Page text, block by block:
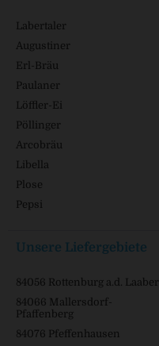
Labertaler
Augustiner
Erl-Bräu
Paulaner
Löffler-Ei
Pöllinger
Arcobräu
Libella
Plose
Pepsi
Unsere Liefergebiete
84056 Rottenburg a.d. Laaber
84066 Mallersdorf-
Pfaffenberg
84076 Pfeffenhausen